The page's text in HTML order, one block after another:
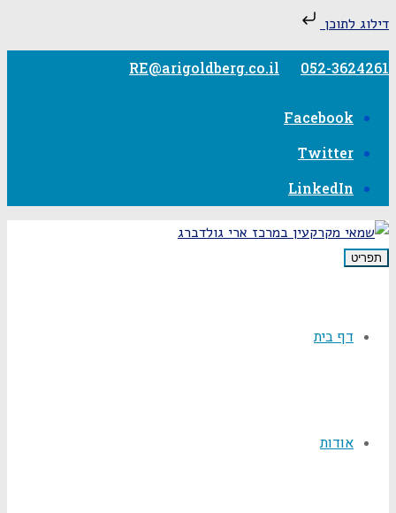
דילוג לתוכן
052-3624261
RE@arigoldberg.co.il
Facebook
Twitter
LinkedIn
תפריט
דף בית
אודות